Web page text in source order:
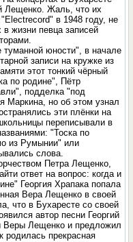
Лещенко. Жаль, что их
в 1948 году, не
жизни певца записей
юности", в начале
записи на кружке из
этот тонкий чёрный
по родине", Пётр
подделка "под
Маркина, но об этом узнал
эти плёнки на
переписывали в
"Тоска по
из Румынии" или
слова.
Петра Лещенко,
ответ на вопрос: когда и
Георгия Храпака попалa
Вера Лещенко в своей
что в Бухаресте со своей
автор песни Георгий
Веры Лещенко и предложил
родилась прекрасная